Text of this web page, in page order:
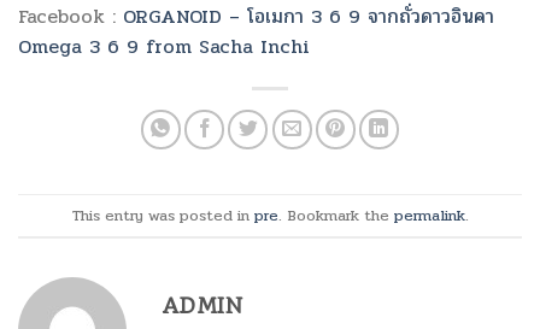
Facebook : ORGANOID – โอเมกา 3 6 9 จากถั่วดาวอินคา
Omega 3 6 9 from Sacha Inchi
This entry was posted in pre. Bookmark the permalink.
ADMIN